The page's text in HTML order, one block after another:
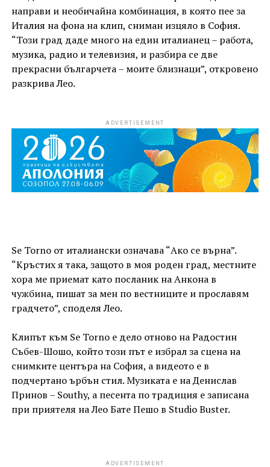
направи и необичайна комбинация, в която пее за
Италия на фона на клип, сниман изцяло в София.
“Този град даде много на един италианец – работа,
музика, радио и телевизия, и разбира се две
прекрасни българчета – моите близнаци”, откровено
разкрива Лео.
ADVERTISEMENT
Se Torno от италиански означава “Ако се върна”.
“Кръстих я така, защото в моя роден град, местните
хора ме приемат като посланик на Анкона в
чужбина, пишат за мен по вестниците и прославям
градчето”, споделя Лео.
Клипът към Se Torno е дело отново на Радостин
Събев-Шошо, който този път е избрал за сцена на
снимките центъра на София, а видеото е в
подчертано ърбън стил. Музиката е на Денислав
Принов – Southy, а песента по традиция е записана
при приятеля на Лео Бате Пешо в Studio Buster.
ADVERTISEMENT